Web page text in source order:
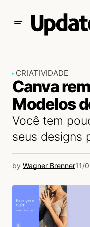
CRIATIVIDADE
Canva
Modelos
Você tem
seus designs
by Wagner Brenner11/